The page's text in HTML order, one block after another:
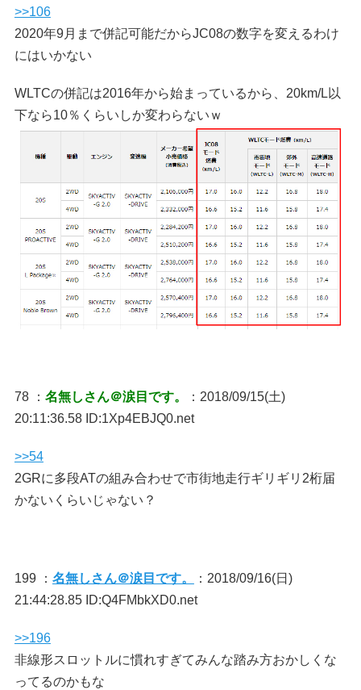
>>106
2020年9月まで併記可能だからJC08の数字を変えるわけ
にはいかない
WLTCの併記は2016年から始まっているから、20km/L以
下なら10％くらいしか変わらないｗ
78 ： 名無しさん＠涙目です。
：2018/09/15(土)
20:11:36.58 ID:1Xp4EBJQ0.net
>>54
2GRに多段ATの組み合わせで市街地走行ギリギリ2桁届
かないくらいじゃない？
199 ： 名無しさん＠涙目です。
：2018/09/16(日)
21:44:28.85 ID:Q4FMbkXD0.net
>>196
非線形スロットルに慣れすぎてみんな踏み方おかしくな
ってるのかもな